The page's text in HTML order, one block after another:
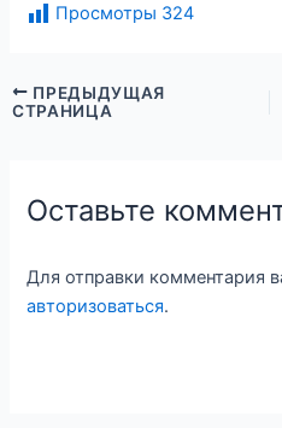
Просмотры 324
ПРЕДЫДУЩАЯ
СТРАНИЦА
Оставьте
Для отправки комментария
авторизоваться.